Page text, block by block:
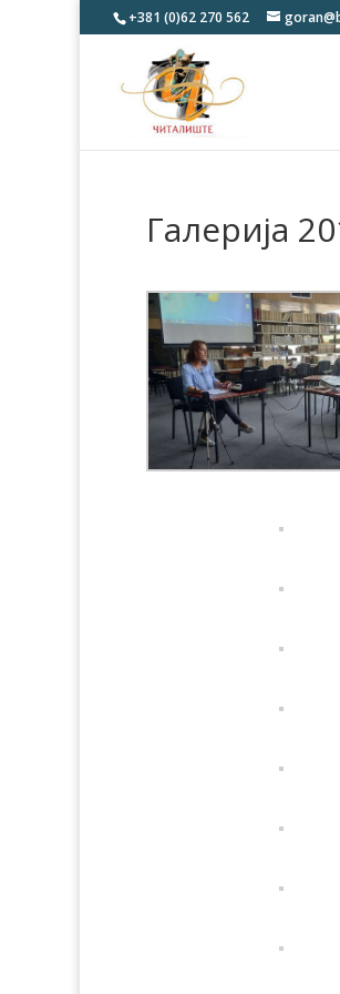
+381 (0)62 270 562
Галерија